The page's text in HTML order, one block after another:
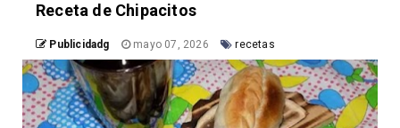
Receta de Chipacitos
Publicidadg mayo 07, 2026 recetas